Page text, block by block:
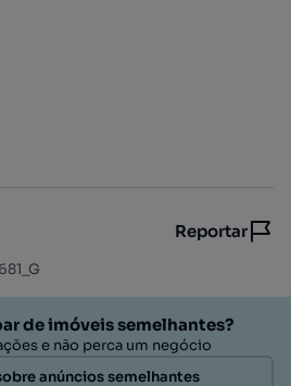
Reportar
de imóveis semelhantes?
e não perca um negócio
anúncios semelhantes